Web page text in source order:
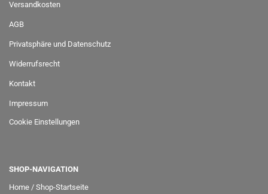
Versandkosten
AGB
Privatsphäre und Datenschutz
Widerrufsrecht
Kontakt
Impressum
Cookie Einstellungen
SHOP-NAVIGATION
Home / Shop-Startseite